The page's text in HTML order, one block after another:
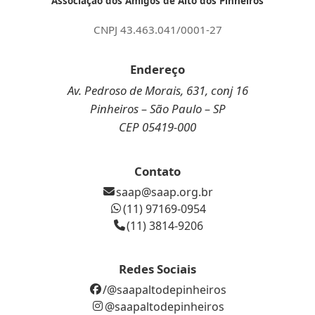
CNPJ 43.463.041/0001-27
Endereço
Av. Pedroso de Morais, 631, conj 16
Pinheiros – São Paulo – SP
CEP 05419-000
Contato
saap@saap.org.br
(11) 97169-0954
(11) 3814-9206
Redes Sociais
/@saapaltodepinheiros
@saapaltodepinheiros